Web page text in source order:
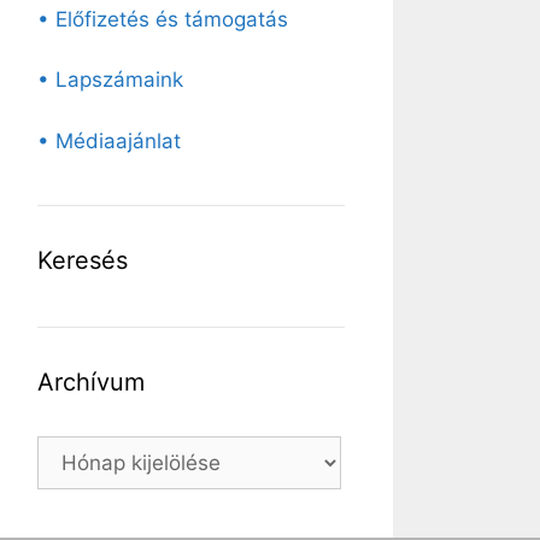
• Előfizetés és támogatás
• Lapszámaink
• Médiaajánlat
Keresés
Archívum
Archívum